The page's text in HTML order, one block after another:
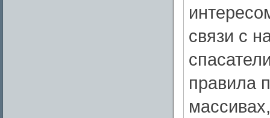
связи с
правила